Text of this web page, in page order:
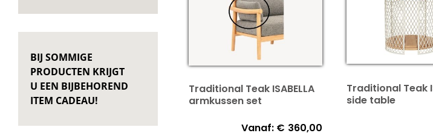
Traditional Teak ISABELLA
armkussen set
Vanaf: € 360,00
Traditional Teak
side table
BIJ SOMMIGE
PRODUCTEN KRIJGT
U EEN BIJBEHOREND
ITEM CADEAU!